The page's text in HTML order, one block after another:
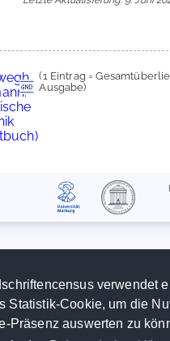
verwendet
Statistik-Cookie, um die
Präsenz auswerten zu
(1 Eintrag =
Ausgabe)